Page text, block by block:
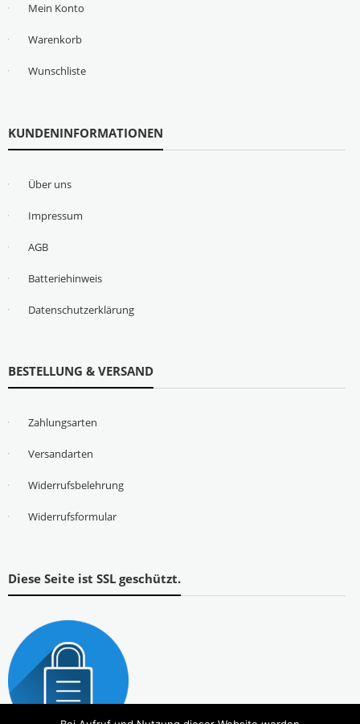
Mein Konto
Warenkorb
Wunschliste
KUNDENINFORMATIONEN
Über uns
Impressum
AGB
Batteriehinweis
Datenschutzerklärung
BESTELLUNG & VERSAND
Zahlungsarten
Versandarten
Widerrufsbelehrung
Widerrufsformular
Diese Seite ist SSL geschützt.